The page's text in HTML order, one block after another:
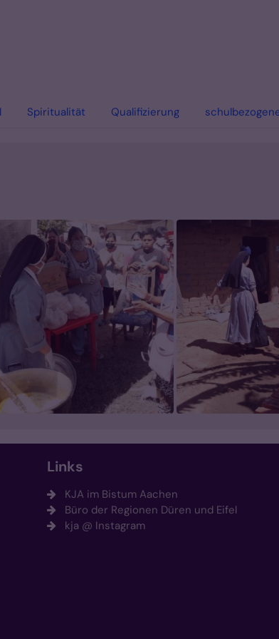
Spiritualität Qualifizierung
Links
KJA im Bistum Aachen
Büro der Regionen Düren und Eifel
kja @ Instagram